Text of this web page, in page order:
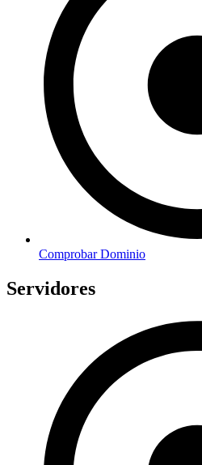
Comprobar Dominio
Servidores